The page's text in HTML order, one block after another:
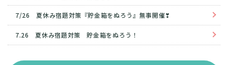
7/26 夏休み宿題対策『貯金箱をぬろう』無事開催❣
7.26 夏休み宿題対策 貯金箱をぬろう！